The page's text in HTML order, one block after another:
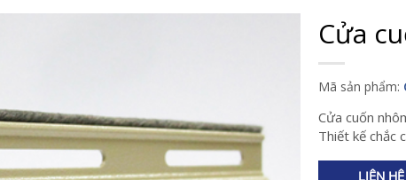
Cửa
Mã sản phẩm:
Cửa cuốn
Thiết kế chắc
LIÊN HỆ